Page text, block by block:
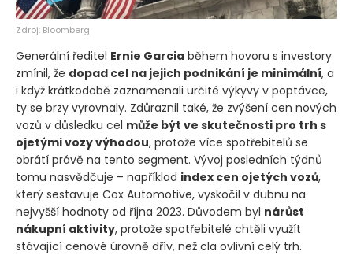
Zdroj: Bloomberg
Generální ředitel Ernie Garcia během hovoru s investory
zmínil, že dopad cel na jejich podnikání je minimální, a
i když krátkodobě zaznamenali určité výkyvy v poptávce,
ty se brzy vyrovnaly. Zdůraznil také, že zvýšení cen nových
vozů v důsledku cel může být ve skutečnosti pro trh s
ojetými vozy výhodou, protože více spotřebitelů se
obrátí právě na tento segment. Vývoj posledních týdnů
tomu nasvědčuje – například index cen ojetých vozů,
který sestavuje Cox Automotive, vyskočil v dubnu na
nejvyšší hodnoty od října 2023. Důvodem byl nárůst
nákupní aktivity, protože spotřebitelé chtěli využít
stávající cenové úrovně dřív, než cla ovlivní celý trh.